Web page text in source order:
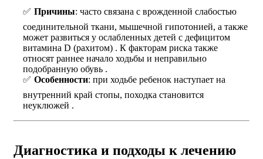
Причины: часто связана с врожденной слабостью
соединительной ткани, мышечной гипотонией, а также
может развиться у ослабленных детей с дефицитом
витамина D (рахитом) . К факторам риска также
относят раннее начало ходьбы и неправильно
подобранную обувь .
Особенности: при ходьбе ребенок наступает на
внутренний край стопы, походка становится
неуклюжей .
Диагностика и подходы к лечению